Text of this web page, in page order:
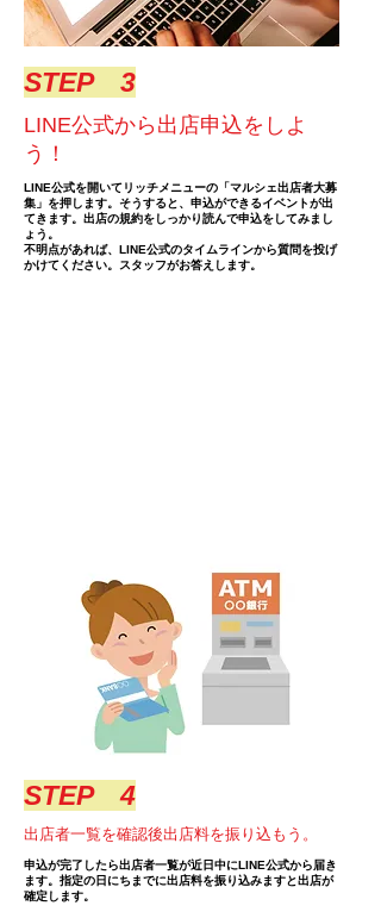
​STEP 3
​LINE公式から出店申込をしよ
う！
LINE公式を開いてリッチメニューの「マルシェ出店者大募
集」を押します。そうすると、申込ができるイベントが出
てきます。出店の規約をしっかり読んで申込をしてみまし
ょう。
​不明点があれば、LINE公式のタイムラインから質問を投げ
かけてください。スタッフがお答えします。
​STEP 4
​出店者一覧を確認後出店料を振り込もう。
申込が完了したら出店者一覧が近日中にLINE公式から届き
ます。指定の日にちまでに出店料を振り込みますと出店が
確定します。